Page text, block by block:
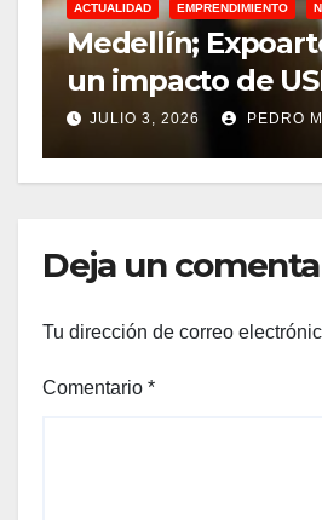
ACTUALIDAD EMPRENDIMIENTO
Medellín; Expoartesano 2026 proyecta
un impacto de
JULIO 3, 2026 PEDRO
Deja un
Tu dirección de correo
Comentario *